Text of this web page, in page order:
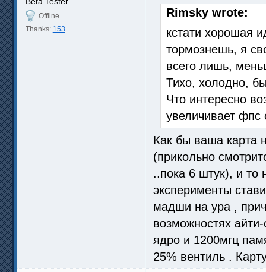
Offline
Thanks: 153
Rimsky wrote:
кстати хорошая
тормознешь, я
всего лишь,
Тихо, холодно,
Что интересно
увеличивает
Как бы ваша карта
(прикольно
..пока 6 штук), и то
эксперименты
мадши на ура ,
возможностях
ядро и 1200мгц
25% вентиль .